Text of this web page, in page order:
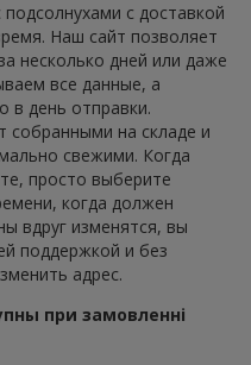
с доставкой
Наш сайт позволяет
несколько дней или даже
все данные, а
в день отправки.
собранными на складе и
свежими. Когда
просто выберите
когда должен
вдруг изменятся, вы
поддержкой и без
адрес.
при замовленні